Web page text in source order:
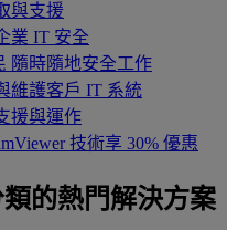
與支援
業 IT 安全
隨時隨地安全工作
維護客戶 IT 系統
援與運作
技術享 30% 優惠
的熱門解決方案